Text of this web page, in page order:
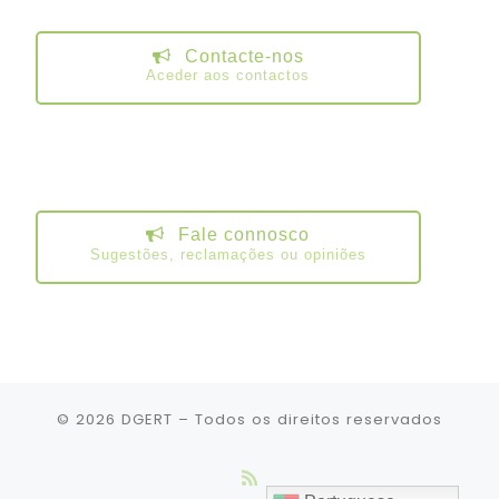
Contacte-nos
Aceder aos contactos
Fale connosco
Sugestões, reclamações ou opiniões
© 2026 DGERT – Todos os direitos reservados